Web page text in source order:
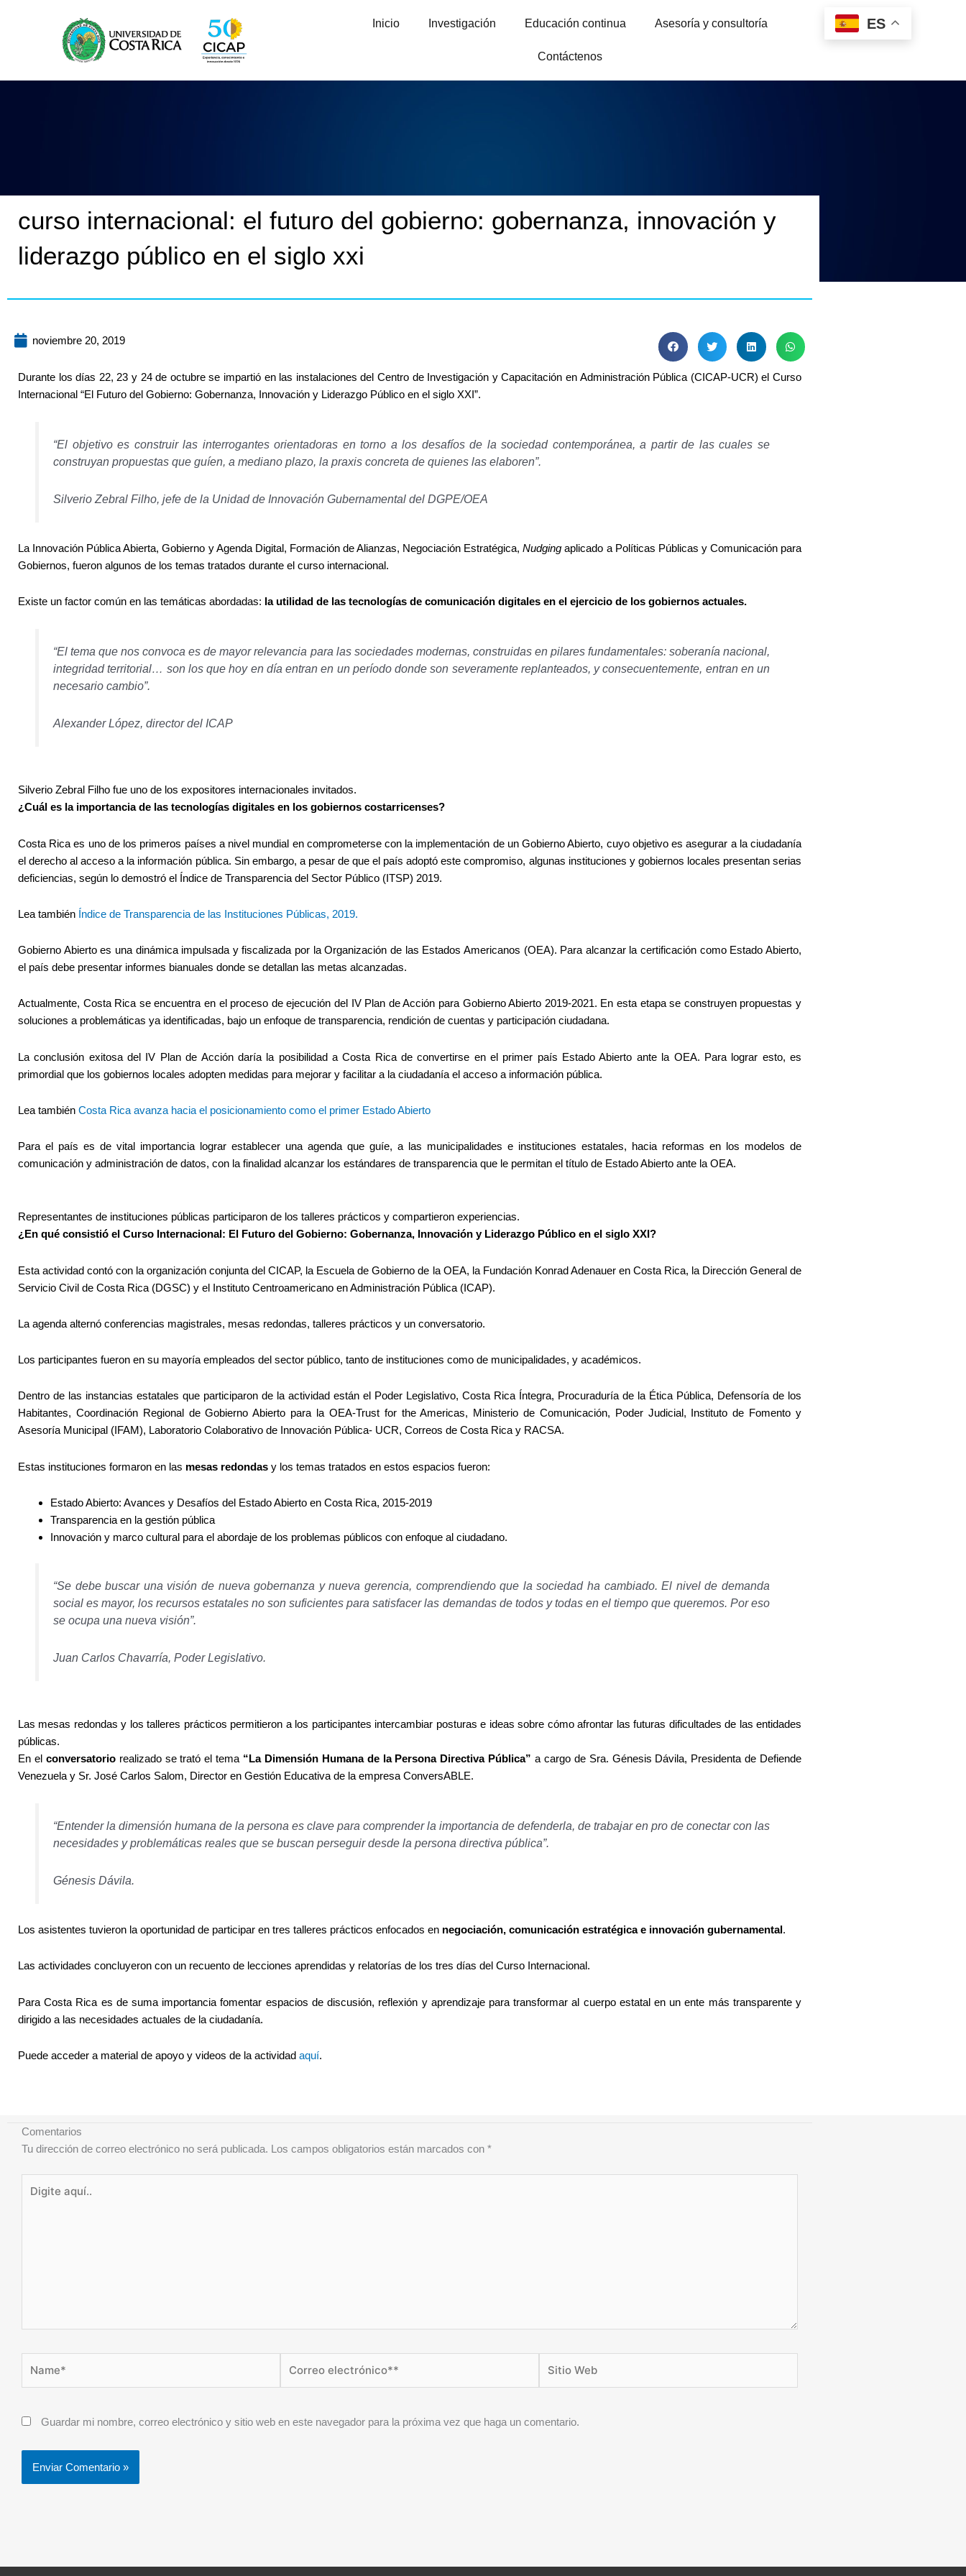
Inicio Investigación Educación continua Asesoría y consultoría
Contáctenos
ES
curso internacional: el futuro del gobierno: gobernanza, innovación y
liderazgo público en el siglo xxi
noviembre 20, 2019
Durante los días 22, 23 y 24 de octubre se impartió en las instalaciones del Centro de Investigación y Capacitación en Administración Pública (CICAP-UCR) el Curso
Internacional “El Futuro del Gobierno: Gobernanza, Innovación y Liderazgo Público en el siglo XXI”.
“El objetivo es construir las interrogantes orientadoras en torno a los desafíos de la sociedad contemporánea, a partir de las cuales se
construyan propuestas que guíen, a mediano plazo, la praxis concreta de quienes las elaboren”.
Silverio Zebral Filho, jefe de la Unidad de Innovación Gubernamental del DGPE/OEA
La Innovación Pública Abierta, Gobierno y Agenda Digital, Formación de Alianzas, Negociación Estratégica,Nudging aplicado a Políticas Públicas y Comunicación para
Gobiernos, fueron algunos de los temas tratados durante el curso internacional.
Existe un factor común en las temáticas abordadas: la utilidad de las tecnologías de comunicación digitales en el ejercicio de los gobiernos actuales.
“El tema que nos convoca es de mayor relevancia para las sociedades modernas, construidas en pilares fundamentales: soberanía nacional,
integridad territorial… son los que hoy en día entran en un período donde son severamente replanteados, y consecuentemente, entran en un
necesario cambio”.
Alexander López, director del ICAP
Silverio Zebral Filho fue uno de los expositores internacionales invitados.
¿Cuál es la importancia de las tecnologías digitales en los gobiernos costarricenses?
Costa Rica es uno de los primeros países a nivel mundial en comprometerse con la implementación de un Gobierno Abierto, cuyo objetivo es asegurar a la ciudadanía
el derecho al acceso a la información pública. Sin embargo, a pesar de que el país adoptó este compromiso, algunas instituciones y gobiernos locales presentan serias
deficiencias, según lo demostró el Índice de Transparencia del Sector Público (ITSP) 2019.
Lea también Índice de Transparencia de las Instituciones Públicas, 2019.
Gobierno Abierto es una dinámica impulsada y fiscalizada por la Organización de las Estados Americanos (OEA). Para alcanzar la certificación como Estado Abierto,
el país debe presentar informes bianuales donde se detallan las metas alcanzadas.
Actualmente, Costa Rica se encuentra en el proceso de ejecución del IV Plan de Acción para Gobierno Abierto 2019-2021. En esta etapa se construyen propuestas y
soluciones a problemáticas ya identificadas, bajo un enfoque de transparencia, rendición de cuentas y participación ciudadana.
La conclusión exitosa del IV Plan de Acción daría la posibilidad a Costa Rica de convertirse en el primer país Estado Abierto ante la OEA. Para lograr esto, es
primordial que los gobiernos locales adopten medidas para mejorar y facilitar a la ciudadanía el acceso a información pública.
Lea también Costa Rica avanza hacia el posicionamiento como el primer Estado Abierto
Para el país es de vital importancia lograr establecer una agenda que guíe, a las municipalidades e instituciones estatales, hacia reformas en los modelos de
comunicación y administración de datos, con la finalidad alcanzar los estándares de transparencia que le permitan el título de Estado Abierto ante la OEA.
Representantes de instituciones públicas participaron de los talleres prácticos y compartieron experiencias.
¿En qué consistió el Curso Internacional: El Futuro del Gobierno: Gobernanza, Innovación y Liderazgo Público en el siglo XXI?
Esta actividad contó con la organización conjunta del CICAP, la Escuela de Gobierno de la OEA, la Fundación Konrad Adenauer en Costa Rica, la Dirección General de
Servicio Civil de Costa Rica (DGSC) y el Instituto Centroamericano en Administración Pública (ICAP).
La agenda alternó conferencias magistrales, mesas redondas, talleres prácticos y un conversatorio.
Los participantes fueron en su mayoría empleados del sector público, tanto de instituciones como de municipalidades, y académicos.
Dentro de las instancias estatales que participaron de la actividad están el Poder Legislativo, Costa Rica Íntegra, Procuraduría de la Ética Pública, Defensoría de los
Habitantes, Coordinación Regional de Gobierno Abierto para la OEA-Trust for the Americas, Ministerio de Comunicación, Poder Judicial, Instituto de Fomento y
Asesoría Municipal (IFAM), Laboratorio Colaborativo de Innovación Pública- UCR, Correos de Costa Rica y RACSA.
Estas instituciones formaron en las mesas redondas y los temas tratados en estos espacios fueron:
Estado Abierto: Avances y Desafíos del Estado Abierto en Costa Rica, 2015-2019
Transparencia en la gestión pública
Innovación y marco cultural para el abordaje de los problemas públicos con enfoque al ciudadano.
“Se debe buscar una visión de nueva gobernanza y nueva gerencia, comprendiendo que la sociedad ha cambiado. El nivel de demanda
social es mayor, los recursos estatales no son suficientes para satisfacer las demandas de todos y todas en el tiempo que queremos. Por eso
se ocupa una nueva visión”.
Juan Carlos Chavarría, Poder Legislativo.
Las mesas redondas y los talleres prácticos permitieron a los participantes intercambiar posturas e ideas sobre cómo afrontar las futuras dificultades de las entidades
públicas.
En el conversatoriorealizado se trató el tema “La Dimensión Humana de la Persona Directiva Pública” a cargo de Sra. Génesis Dávila, Presidenta de Defiende
Venezuela y Sr. José Carlos Salom, Director en Gestión Educativa de la empresa ConversABLE.
“Entender la dimensión humana de la persona es clave para comprender la importancia de defenderla, de trabajar en pro de conectar con las
necesidades y problemáticas reales que se buscan perseguir desde la persona directiva pública”.
Génesis Dávila.
Los asistentes tuvieron la oportunidad de participar en tres talleres prácticos enfocados en negociación, comunicación estratégica e innovación gubernamental.
Las actividades concluyeron con un recuento de lecciones aprendidas y relatorías de los tres días del Curso Internacional.
Para Costa Rica es de suma importancia fomentar espacios de discusión, reflexión y aprendizaje para transformar al cuerpo estatal en un ente más transparente y
dirigido a las necesidades actuales de la ciudadanía.
Puede acceder a material de apoyo y videos de la actividad aquí.
Comentarios
Tu dirección de correo electrónico no será publicada. Los campos obligatorios están marcados con *
aquí..
electrónico**
Web
Guardar mi nombre, correo electrónico y sitio web en este navegador para la próxima vez que haga un comentario.